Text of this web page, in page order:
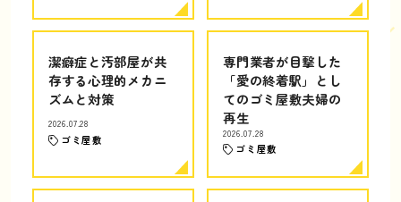
潔癖症と汚部屋が共
存する心理的メカニ
ズムと対策
2026.07.28
ゴミ屋敷
専門業者が目撃した
「愛の終着駅」とし
てのゴミ屋敷夫婦の
再生
2026.07.28
ゴミ屋敷